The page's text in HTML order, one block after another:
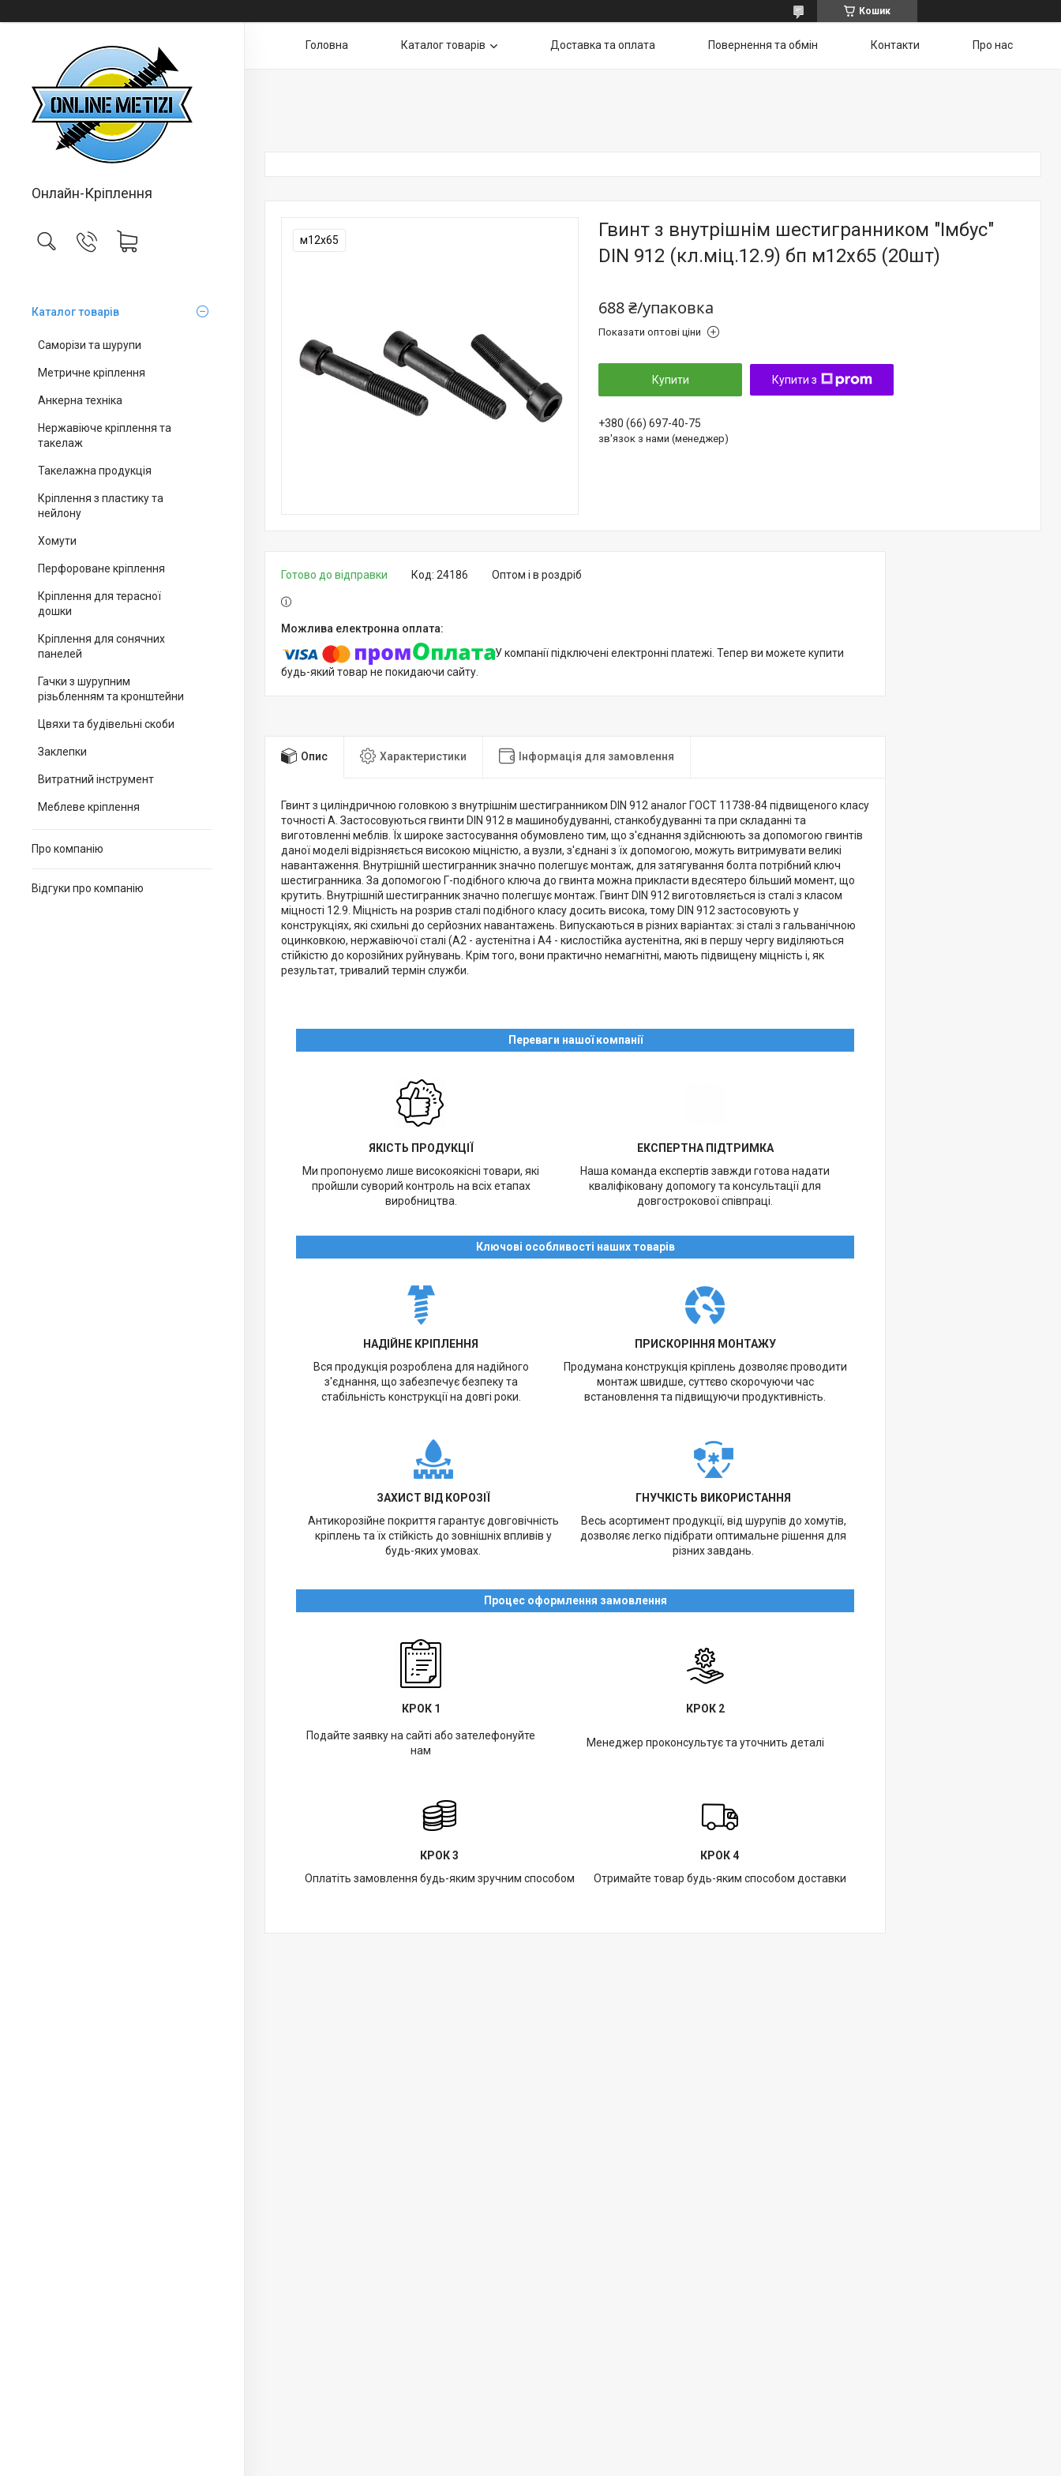
Кошик
Онлайн-Кріплення
Каталог товарів
Саморізи та шурупи
Метричне кріплення
Анкерна техніка
Нержавіюче кріплення та
такелаж
Такелажна продукція
Кріплення з пластику та
нейлону
Хомути
Перфороване кріплення
Кріплення для терасної
дошки
Кріплення для сонячних
панелей
Гачки з шурупним
різьбленням та кронштейни
Цвяхи та будівельні скоби
Заклепки
Витратний інструмент
Меблеве кріплення
Про компанію
Відгуки про компанію
Головна Каталог товарів Доставка та оплата Повернення та обмін Контакти Про нас
м12х65
Гвинт з внутрішнім шестигранником "Імбус"
DIN 912 (кл.міц.12.9) бп м12х65 (20шт)
688 ₴/упаковка
Показати оптові ціни
Купити Купити з
+380 (66) 697-40-75
зв'язок з нами (менеджер)
Готово до відправки Оптом і в роздріб
Код: 24186
У компанії підключені електронні платежі. Тепер ви можете купити
будь-який товар не покидаючи сайту.
Опис Характеристики Інформація для замовлення
Гвинт з циліндричною головкою з внутрішнім шестигранником DIN 912 аналог ГОСТ 11738-84 підвищеного класу
точності А. Застосовуються гвинти DIN 912 в машинобудуванні, станкобудуванні та при складанні та
виготовленні меблів. Їх широке застосування обумовлено тим, що з'єднання здійснюють за допомогою гвинтів
даної моделі відрізняється високою міцністю, а вузли, з'єднані з їх допомогою, можуть витримувати великі
навантаження. Внутрішній шестигранник значно полегшує монтаж, для затягування болта потрібний ключ
шестигранника. За допомогою Г-подібного ключа до гвинта можна прикласти вдесятеро більший момент, що
крутить. Внутрішній шестигранник значно полегшує монтаж. Гвинт DIN 912 виготовляється із сталі з класом
міцності 12.9. Міцність на розрив сталі подібного класу досить висока, тому DIN 912 застосовують у
конструкціях, які схильні до серйозних навантажень. Випускаються в різних варіантах: зі сталі з гальванічною
оцинковкою, нержавіючої сталі (А2 - аустенітна і А4 - кислостійка аустенітна, які в першу чергу виділяються
стійкістю до корозійних руйнувань. Крім того, вони практично немагнітні, мають підвищену міцність і, як
результат, тривалий термін служби.
Переваги нашої компанії
ЯКІСТЬ ПРОДУКЦІЇ
ЕКСПЕРТНА ПІДТРИМКА
Ми пропонуємо лише високоякісні товари, які
пройшли суворий контроль на всіх етапах
виробництва.
Наша команда експертів завжди готова надати
кваліфіковану допомогу та консультації для
довгострокової співпраці.
Ключові особливості наших товарів
НАДІЙНЕ КРІПЛЕННЯ
ПРИСКОРІННЯ МОНТАЖУ
Вся продукція розроблена для надійного
з'єднання, що забезпечує безпеку та
стабільність конструкції на довгі роки.
Продумана конструкція кріплень дозволяє проводити
монтаж швидше, суттєво скорочуючи час
встановлення та підвищуючи продуктивність.
ЗАХИСТ ВІД КОРОЗІЇ
ГНУЧКІСТЬ ВИКОРИСТАННЯ
Антикорозійне покриття гарантує довговічність
кріплень та їх стійкість до зовнішніх впливів у
будь-яких умовах.
Весь асортимент продукції, від шурупів до хомутів,
дозволяє легко підібрати оптимальне рішення для
різних завдань.
Процес оформлення замовлення
КРОК 1 КРОК 2
Подайте заявку на сайті або зателефонуйте
нам
Менеджер проконсультує та уточнить деталі
КРОК 3
КРОК 4
Оплатіть замовлення будь-яким зручним способом
Отримайте товар будь-яким способом доставки